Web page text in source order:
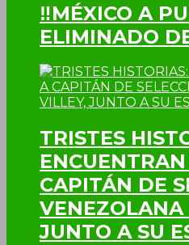
‼MÉXICO A
ELIMINADO
TRISTES
CAPITÁN DE
VENEZOLANA
JUNTO A SU